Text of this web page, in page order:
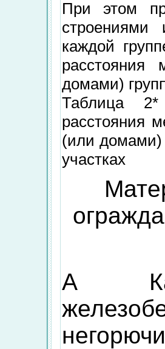
При этом
каждой
расстояния
домами)
Таблица 2*
расстояния
(или домами)
участках
А